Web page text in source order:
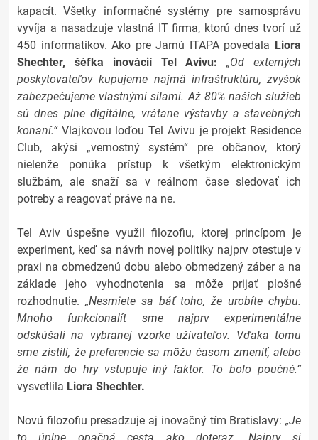
kapacít. Všetky informačné systémy pre samosprávu
vyvíja a nasadzuje vlastná IT firma, ktorú dnes tvorí už
450 informatikov. Ako pre Jarnú ITAPA povedala Liora
Shechter, šéfka inovácií Tel Avivu:
„Od externých
poskytovateľov kupujeme najmä infraštruktúru, zvyšok
zabezpečujeme vlastnými silami. Až 80% našich služieb
sú dnes plne digitálne, vrátane výstavby a stavebných
konaní.“ Vlajkovou loďou Tel Avivu je projekt Residence
Club, akýsi „vernostný systém“ pre občanov, ktorý
nielenže ponúka prístup k všetkým elektronickým
službám, ale snaží sa v reálnom čase sledovať ich
potreby a reagovať práve na ne.
Tel Aviv úspešne využil filozofiu, ktorej princípom je
experiment, keď sa návrh novej politiky najprv otestuje v
praxi na obmedzenú dobu alebo obmedzený záber a na
základe jeho vyhodnotenia sa môže prijať plošné
rozhodnutie. „Nesmiete sa báť toho, že urobíte chybu.
Mnoho funkcionalít sme najprv experimentálne
odskúšali na vybranej vzorke užívateľov. Vďaka tomu
sme zistili, že preferencie sa môžu časom zmeniť, alebo
že nám do hry vstupuje iný faktor. To bolo poučné.“
vysvetlila Liora Shechter.
Novú filozofiu presadzuje aj inovačný tím Bratislavy: „Je